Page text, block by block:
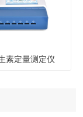
素定量测定仪